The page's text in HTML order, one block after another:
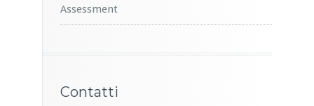
Assessment
Contatti